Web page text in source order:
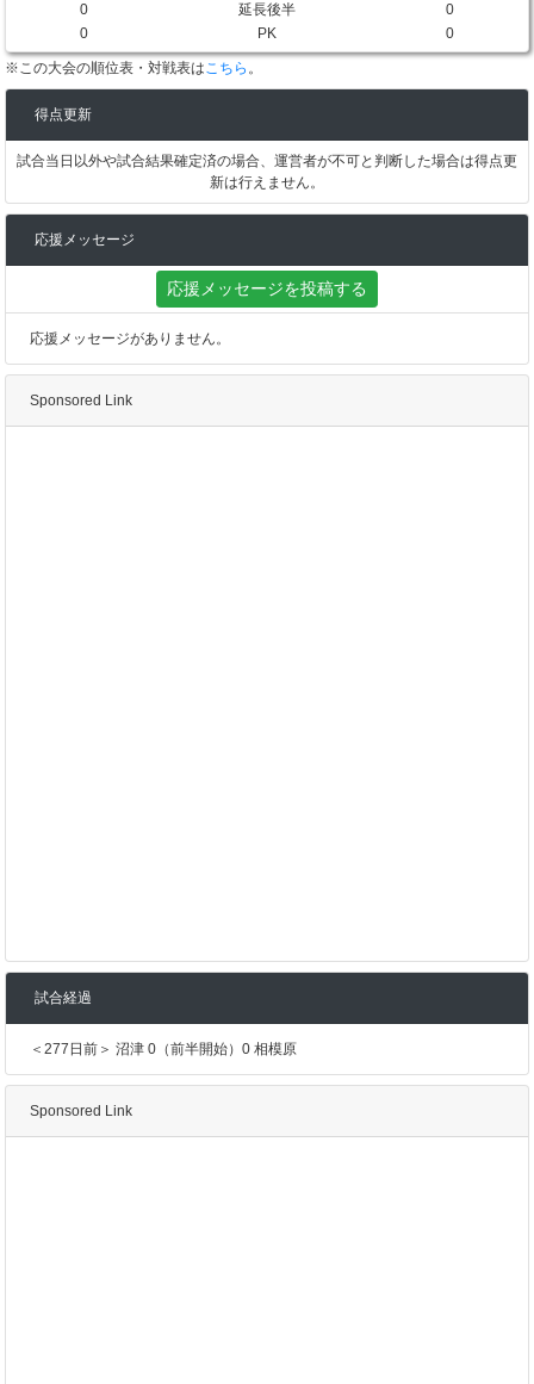
0
延長後半
0
0
PK 0
※この大会の順位表・対戦表はこちら 。
得点更新
試合当日以外や試合結果確定済の場合、運営者が不可と判断した場合は得点更
新は行えません。
応援メッセージ
応援メッセージを投稿する
応援メッセージがありません。
Sponsored Link
試合経過
＜277日前＞ 沼津 0（前半開始）0 相模原
Sponsored Link